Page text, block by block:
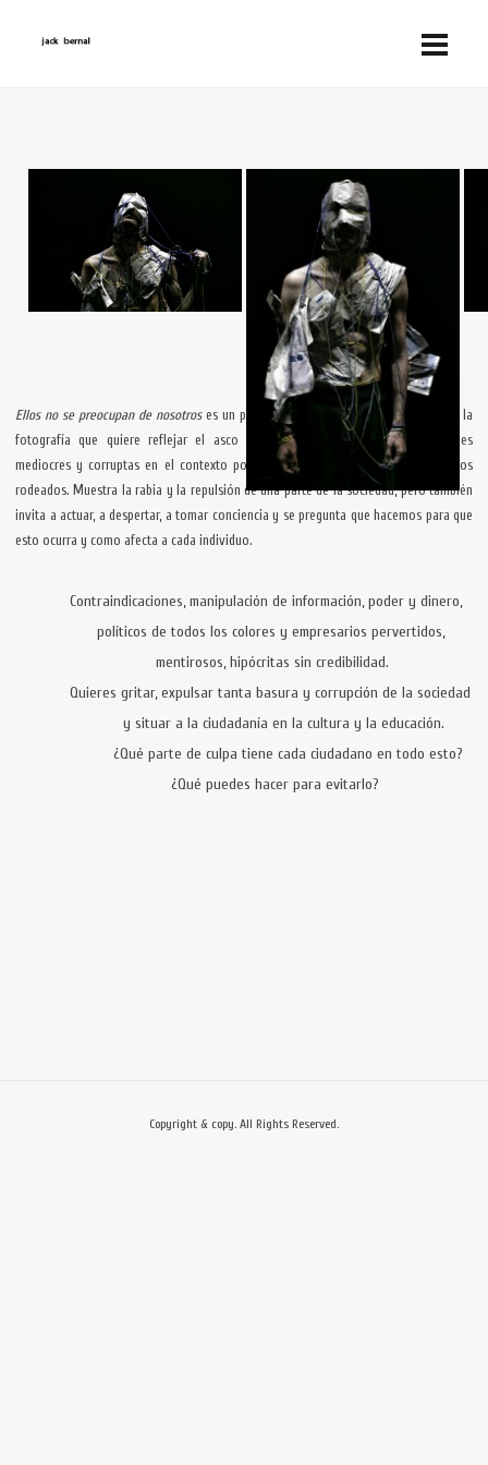
Ellos no se preocupan de nosotroses un proyecto que engloba la performance y la
fotografía que quiere reflejar el asco infinito que provocan ciertas actitudes
mediocres y corruptas en el contexto político y social actual en el que estamos
rodeados. Muestra la rabia y la repulsión de una parte de la sociedad, pero también
invita a actuar, a despertar, a tomar conciencia y se pregunta que hacemos para que
esto ocurra y como afecta a cada individuo.
Contraindicaciones, manipulación de información, poder y dinero,
políticos de todos los colores y empresarios pervertidos,
mentirosos, hipócritas sin credibilidad.
Quieres gritar, expulsar tanta basura y corrupción de la sociedad
y situar a la ciudadanía en la cultura y la educación.
¿Qué parte de culpa tiene cada ciudadano en todo esto?
¿Qué puedes hacer para evitarlo?
Copyright & copy. All Rights Reserved.